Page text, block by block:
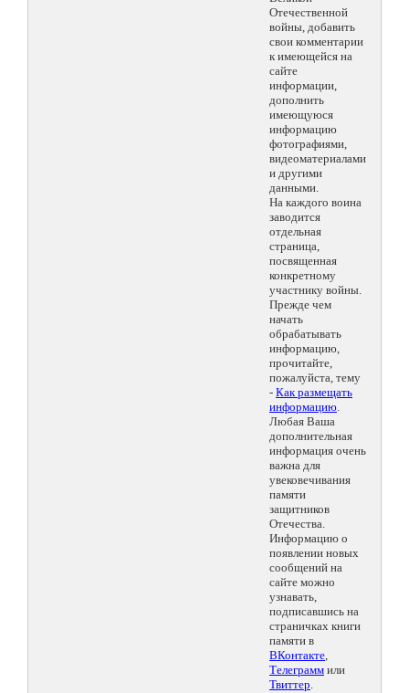
Отечественной
войны, добавить
свои комментарии
к имеющейся на
сайте
информации,
дополнить
имеющуюся
информацию
фотографиями,
видеоматериалами
и другими
данными.
На каждого воина
заводится
отдельная
страница,
посвященная
конкретному
участнику войны.
Прежде чем
начать
обрабатывать
информацию,
прочитайте,
пожалуйста, тему
- Как размещать
информацию.
Любая Ваша
дополнительная
информация очень
важна для
увековечивания
памяти
защитников
Отечества.
Информацию о
появлении новых
сообщений на
сайте можно
узнавать,
подписавшись на
страничках книги
памяти в
ВКонтакте,
Телеграмм или
Твиттер.